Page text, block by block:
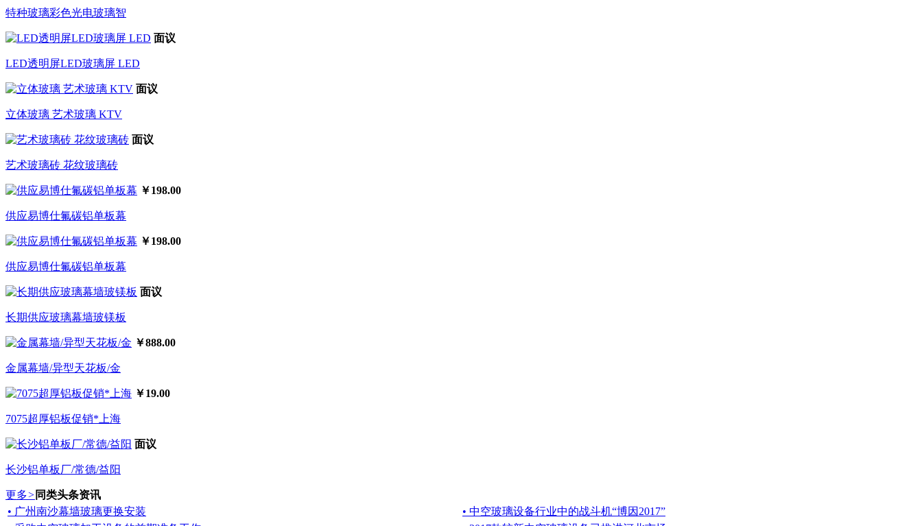
特种玻璃彩色光电玻璃智
面议
LED透明屏LED玻璃屏 LED
面议
立体玻璃 艺术玻璃 KTV
面议
艺术玻璃砖 花纹玻璃砖
￥198.00
供应易博仕氟碳铝单板幕
￥198.00
供应易博仕氟碳铝单板幕
面议
长期供应玻璃幕墙玻镁板
￥888.00
金属幕墙/异型天花板/金
￥19.00
7075超厚铝板促销*上海
面议
长沙铝单板厂/常德/益阳
更多> 同类头条资讯
• 广州南沙幕墙玻璃更换安装
• 中空玻璃设备行业中的战斗机“博因2017”